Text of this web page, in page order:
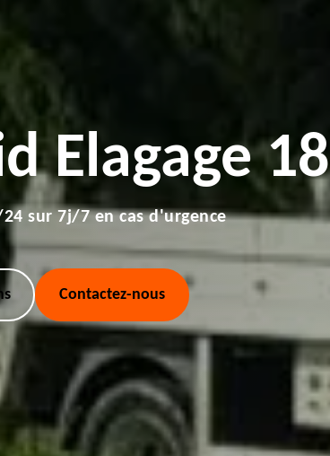
Elagage 18
sur 7j/7 en cas d'urgence
Contactez-nous